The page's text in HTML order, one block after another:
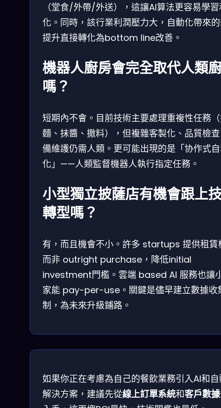
（堂食/外帶/外送），這讓AI算法更容易學
化。同時，該行業利潤壓力大，自動化帶來
提升直接轉化為bottom line改善。
機器人廚房會完全取代人類
嗎？
短期內不會。目前技術主要處理重複性任務
麵、抹醬、撒料），但複雜客製化、品質檢
備維護仍需人類。更可能出現的是「协作式
化」——人類監督機器人執行指定任務。
小型獨立披薩店有機會跟上
轉型嗎？
有，而且機會不小。許多 startups 提供租賃
而非 outright purchase，降低initial
investment門檻。雲端 based AI 服務也讓
家能 pay-per-use。關鍵是儘早建立數據收
制，為未來升級鋪路。
如果你正在考慮為自己的餐飲業務引入AI和
解決方案，建議先從線上訂單系統和客戶數